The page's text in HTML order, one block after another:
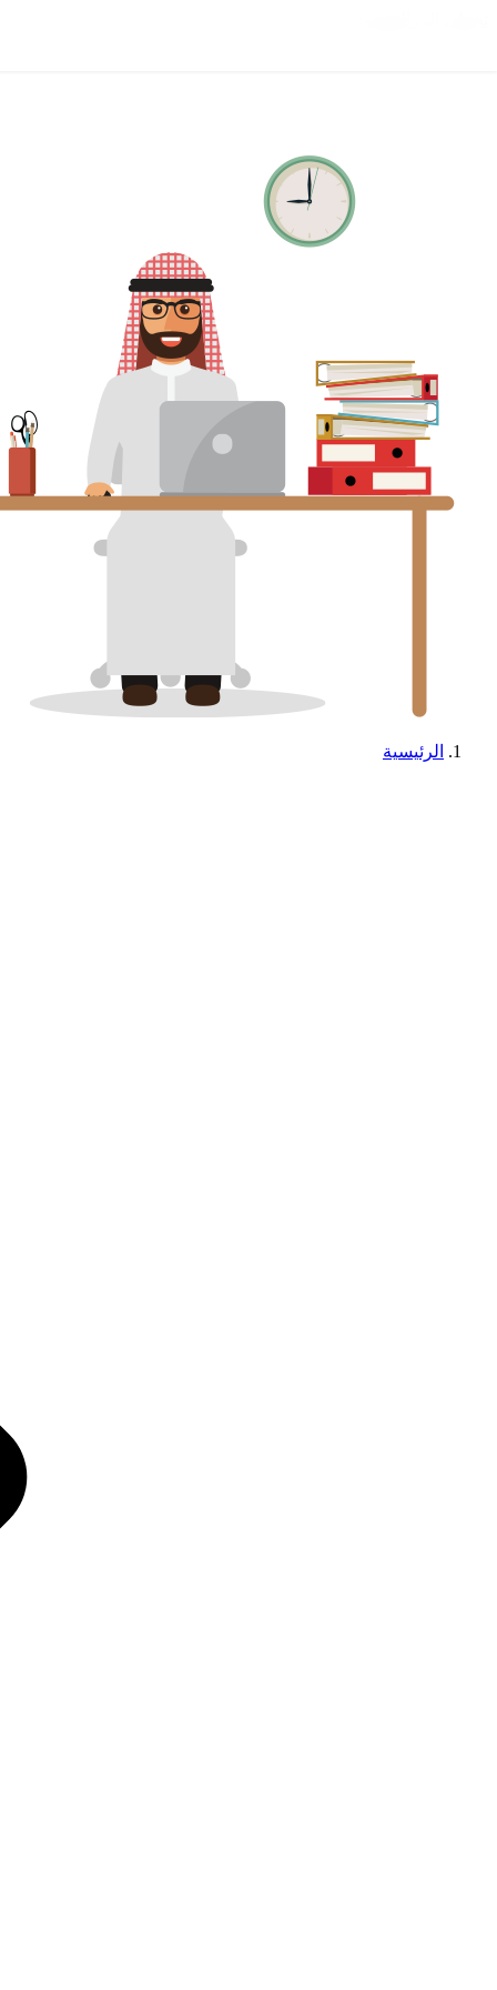
الرئيسية